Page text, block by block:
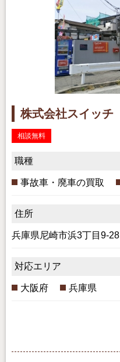
株式会社スイッチ
相談無料
職種
事故車・廃車の買取
住所
兵庫県尼崎市浜3丁目9-28
対応エリア
大阪府 兵庫県